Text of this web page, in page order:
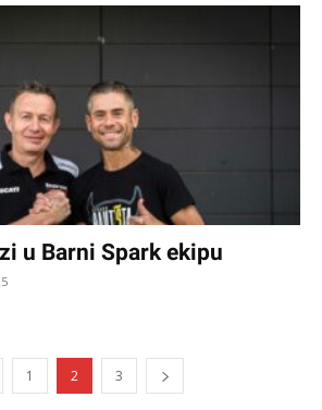
u Barni Spark ekipu
1 2 3